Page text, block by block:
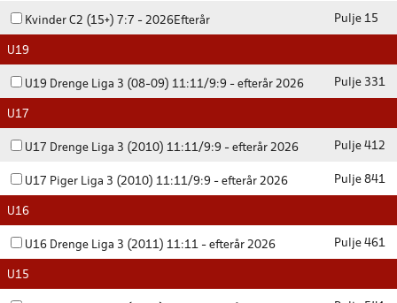
Kvinder C2 (15+) 7:7 - 2026Efterår Pulje 15
U19
U19 Drenge Liga 3 (08-09) 11:11/9:9 - efterår 2026 Pulje 331
U17
U17 Drenge Liga 3 (2010) 11:11/9:9 - efterår 2026 Pulje 412
U17 Piger Liga 3 (2010) 11:11/9:9 - efterår 2026 Pulje 841
U16
U16 Drenge Liga 3 (2011) 11:11 - efterår 2026 Pulje 461
U15